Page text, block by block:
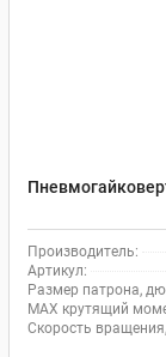
Производитель:
Артикул:
Размер патрона,
MAX крутящий
Скорость